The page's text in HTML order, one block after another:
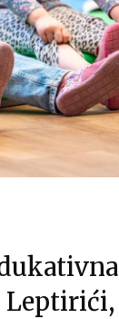
Leptirići,